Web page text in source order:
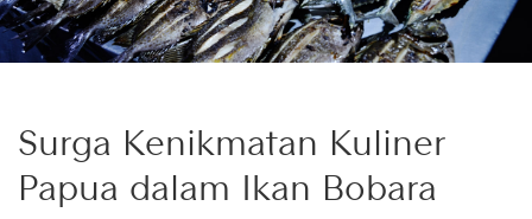
Surga Kenikmatan Kuliner
Papua dalam Ikan Bobara